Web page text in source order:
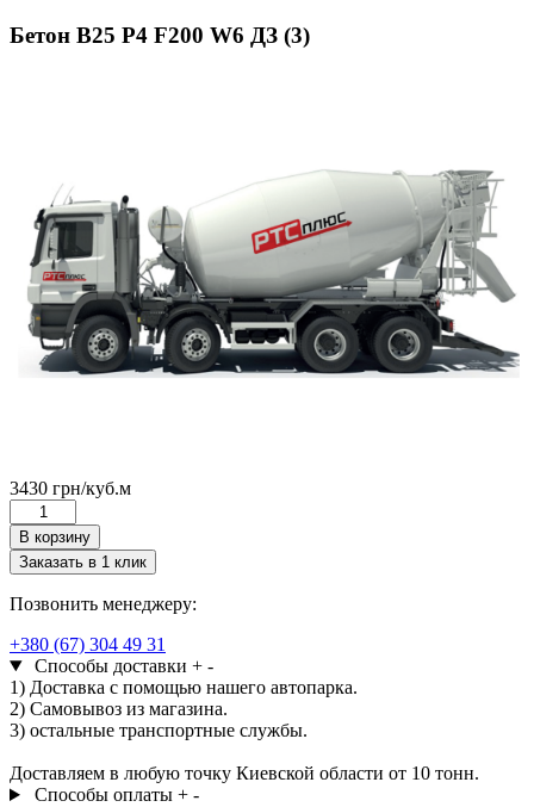
Бетон В25 Р4 F200 W6 ДЗ (3)
3430 грн/куб.м
Количество
товара
Бетон
В25
Р4
F200
W6
ДЗ
(3)
В корзину
Заказать в 1 клик
Позвонить менеджеру:
+380 (67) 304 49 31
Способы доставки + -
1) Доставка с помощью нашего автопарка.
2) Самовывоз из магазина.
3) остальные транспортные службы.
Доставляем в любую точку Киевской области от 10 тонн.
Способы оплаты + -